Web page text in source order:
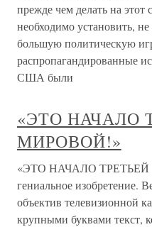
прежде чем делать на
необходимо установить,
большую политическую
распропагандированные
США были
«ЭТО НАЧАЛО
МИРОВОЙ!»
«ЭТО НАЧАЛО ТРЕТЬЕЙ
гениальное изобретение.
объектив телевизионной
крупными буквами текст,